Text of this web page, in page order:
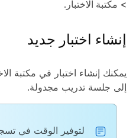
> مكتبة الاختبار .
إنشاء اختبار جديد
يمكنك إنشاء اختبار في مكتبة
إلى جلسة تدريب مجدولة.